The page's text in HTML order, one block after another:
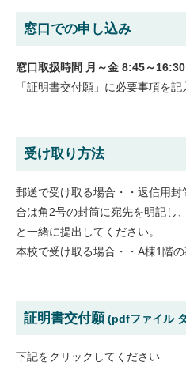
窓口での申し込み
窓口取扱時間 月～金 8:45～16:30
「証明書交付願」に必要事項を記
受け取り方法
郵送で受け取る場合・・返信用
合は角2号の封筒に宛先を明記し
と一緒に提出してください。
本校で受け取る場合・・A棟1階
証明書交付願 (pdfファイル
下記をクリックしてください